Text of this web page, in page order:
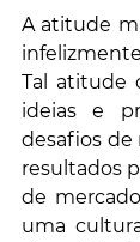
A atitude
Tal atitude
ideias e
desafios de
resultados
de
uma